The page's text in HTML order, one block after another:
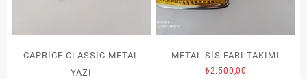
CAPRİCE CLASSİC METAL
YAZI
METAL SİS FARI TAKIMI
₺2.500,00